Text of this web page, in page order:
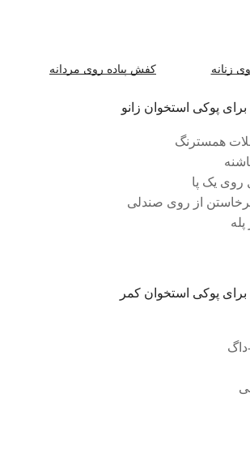
زنانه کفش پیاده روی مردانه
پوکی استخوان زانو
همسترنگ
روی یک پا
از روی صندلی
پله
پوکی استخوان کمر